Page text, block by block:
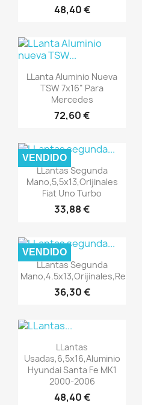
48,40 €
Vista rápida
LLanta Aluminio Nueva
TSW 7x16" Para
Mercedes
72,60 €
Vista rápida
LLantas Segunda
Mano,5,5x13,orijinales
Fiat Uno Turbo
33,88 €
VENDIDO
Vista rápida
LLantas Segunda
Mano,4.5x13,orijinales,Renault
36,30 €
VENDIDO
Vista rápida
LLantas
Usadas,6,5x16,aluminio
Hyundai Santa Fe MK1
2000-2006
48,40 €